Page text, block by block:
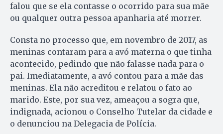
falou que se ela contasse o ocorrido para sua mãe
ou qualquer outra pessoa apanharia até morrer.
Consta no processo que, em novembro de 2017, as
meninas contaram para a avó materna o que tinha
acontecido, pedindo que não falasse nada para o
pai. Imediatamente, a avó contou para a mãe das
meninas. Ela não acreditou e relatou o fato ao
marido. Este, por sua vez, ameaçou a sogra que,
indignada, acionou o Conselho Tutelar da cidade e
o denunciou na Delegacia de Polícia.